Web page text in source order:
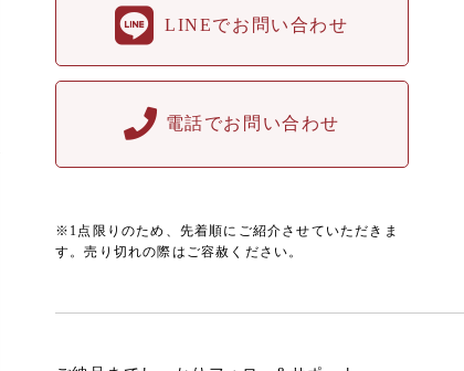
LINEでお問い合わせ
電話でお問い合わせ
※1点限りのため、先着順にご紹介させていただきま
す。売り切れの際はご容赦ください。